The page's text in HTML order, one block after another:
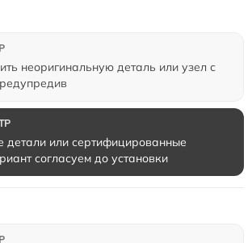
неоригинальную деталь или узел с
детали или сертифицированные
согласуем до установки